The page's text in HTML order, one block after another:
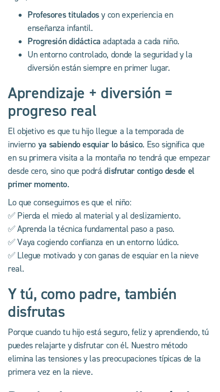
Profesores tituladosy con experiencia en
enseñanza infantil.
Progresión didáctica adaptada a cada niño.
Un entorno controlado, donde la seguridad y la
diversión están siempre en primer lugar.
Aprendizaje + diversión =
progreso real
El objetivo es que tu hijo llegue a la temporada de
invierno ya sabiendo esquiar lo básico. Eso significa que
en su primera visita a la montaña no tendrá que empezar
desde cero, sino que podrádisfrutar contigo desde el
primer momento.
Lo que conseguimos es que el niño:
✅ Pierda el miedo al material y al deslizamiento.
✅ Aprenda la técnica fundamental paso a paso.
✅ Vaya cogiendo confianza en un entorno lúdico.
✅ Llegue motivado y con ganas de esquiar en la nieve
real.
Y tú, como padre, también
disfrutas
Porque cuando tu hijo está seguro, feliz y aprendiendo, tú
puedes relajarte y disfrutar con él. Nuestro método
elimina las tensiones y las preocupaciones típicas de la
primera vez en la nieve.